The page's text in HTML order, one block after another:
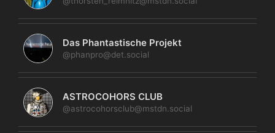
Das Phantastische Projekt
@phanpro@det.social
ASTROCOHORS CLUB
@astrocohorsclub@mstdn.social